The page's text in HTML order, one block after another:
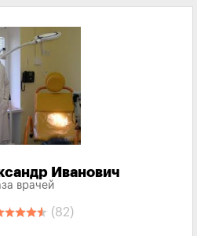
Иванович
врачей
(82)